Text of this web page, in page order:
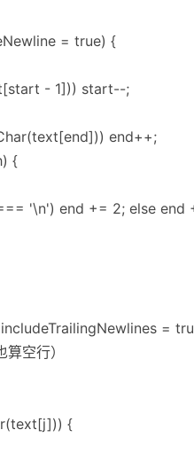
= true) {
- 1])) start--;
end++;
{
'\n') end += 2; else end
=
空行）
{